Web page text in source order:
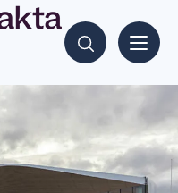
Hae sisältöjä